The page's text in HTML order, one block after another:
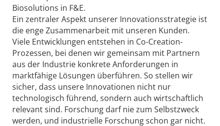
Biosolutions in F&E.
Ein zentraler Aspekt unserer Innovationsstrategie ist
die enge Zusammenarbeit mit unseren Kunden.
Viele Entwicklungen entstehen in Co-Creation-
Prozessen, bei denen wir gemeinsam mit Partnern
aus der Industrie konkrete Anforderungen in
marktfähige Lösungen überführen. So stellen wir
sicher, dass unsere Innovationen nicht nur
technologisch führend, sondern auch wirtschaftlich
relevant sind. Forschung darf nie zum Selbstzweck
werden, und industrielle Forschung schon gar nicht.